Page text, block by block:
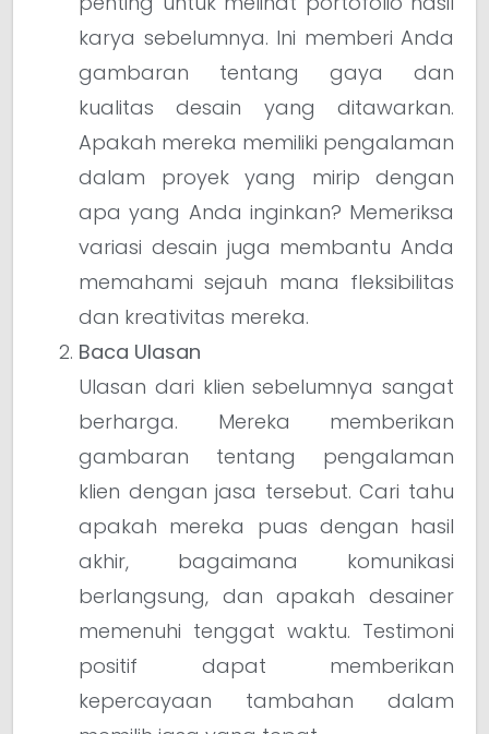
karya sebelumnya. Ini memberi Anda
gambaran tentang gaya dan
kualitas desain yang ditawarkan.
Apakah mereka memiliki pengalaman
dalam proyek yang mirip dengan
apa yang Anda inginkan? Memeriksa
variasi desain juga membantu Anda
memahami sejauh mana fleksibilitas
dan kreativitas mereka.
Baca Ulasan
Ulasan dari klien sebelumnya sangat
berharga. Mereka memberikan
gambaran tentang pengalaman
klien dengan jasa tersebut. Cari tahu
apakah mereka puas dengan hasil
akhir, bagaimana komunikasi
berlangsung, dan apakah desainer
memenuhi tenggat waktu. Testimoni
positif dapat memberikan
kepercayaan tambahan dalam